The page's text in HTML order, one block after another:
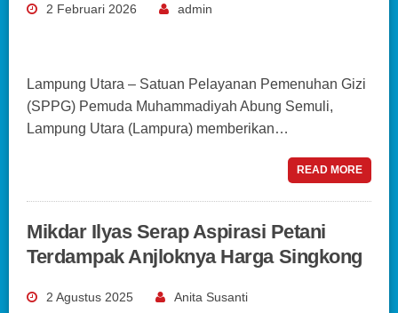
2 Februari 2026 admin
Lampung Utara – Satuan Pelayanan Pemenuhan Gizi
(SPPG) Pemuda Muhammadiyah Abung Semuli,
Lampung Utara (Lampura) memberikan…
READ MORE
Mikdar Ilyas Serap Aspirasi Petani
Terdampak Anjloknya Harga Singkong
2 Agustus 2025 Anita Susanti